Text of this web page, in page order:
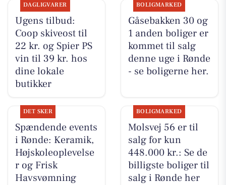
DAGLIGVARER
Ugens tilbud:
Coop skiveost til
22 kr. og Spier PS
vin til 39 kr. hos
dine lokale
butikker
BOLIGMARKED
Gåsebakken 30 og
1 anden boliger er
kommet til salg
denne uge i Rønde
- se boligerne her.
DET SKER
Spændende events
i Rønde: Keramik,
Højskoleoplevelse
r og Frisk
Havsvømning
BOLIGMARKED
Molsvej 56 er til
salg for kun
448.000 kr.: Se de
billigste boliger til
salg i Rønde her